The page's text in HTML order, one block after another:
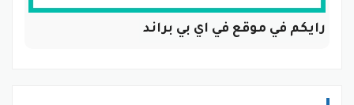
رايكم في موقع في اي بي براند